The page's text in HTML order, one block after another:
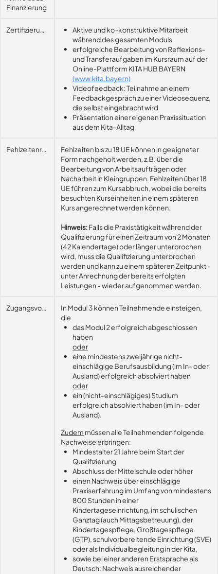
Finanzierung
ZertifizierungsvoraussetzungAktive und ko-konstruktive Mitarbeit
während des gesamten Moduls
erfolgreiche Bearbeitung von Reflexions-
und Transferaufgaben im Kursraum auf der
Online-Plattform KITA HUB BAYERN
(www.kita.bayern)
Videofeedback: Teilnahme an einem
Feedbackgespräch zu einer Videosequenz,
die selbst eingebracht wird
Präsentation einer eigenen Praxissituation
aus dem Kita-Alltag
FehlzeitenregelungFehlzeiten bis zu 18 UE können in geeigneter
Form nachgeholt werden, z.B. über die
Bearbeitung von Arbeitsaufträgen oder
Nacharbeit in Kleingruppen. Fehlzeiten über 18
UE führen zum Kursabbruch, wobei die bereits
besuchten Kurseinheiten in einem späteren
Kurs angerechnet werden können.
Hinweis:Falls die Praxistätigkeit während der
Qualifizierung für einen Zeitraum von 2 Monaten
(42 Kalendertage) oder länger unterbrochen
wird, muss die Qualifizierung unterbrochen
werden und kann zu einem späteren Zeitpunkt -
unter Anrechnung der bereits erfolgten
Leistungen - wieder aufgenommen werden.
ZugangsvoraussetzungenIn Modul 3 können Teilnehmende einsteigen,
die
das Modul 2 erfolgreich abgeschlossen
haben
oder
eine mindestens zweijährige nicht-
einschlägige Berufsausbildung (im In- oder
Ausland) erfolgreich absolviert haben
oder
ein (nicht-einschlägiges) Studium
erfolgreich absolviert haben (im In- oder
Ausland).
Zudem müssen alle Teilnehmenden folgende
Nachweise erbringen:
Mindestalter 21 Jahre beim Start der
Qualifizierung
Abschluss der Mittelschule oder höher
einen Nachweis über einschlägige
Praxiserfahrung im Umfang von mindestens
800 Stunden in einer
Kindertageseinrichtung, im schulischen
Ganztag (auch Mittagsbetreuung), der
Kindertagespflege, Großtagespflege
(GTP), schulvorbereitende Einrichtung (SVE)
oder als Individualbegleitung in der Kita,
sowie bei einer anderen Erstsprache als
Deutsch: Nachweis ausreichender